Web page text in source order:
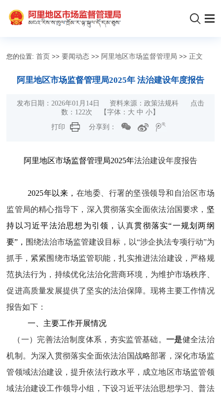
您的位置:首页 >>要闻动态 >> 阿里地区市场监督管理局 >> 正文
阿里地区市场监督管理局2025年 法治建设年度报告
发布日期：2026年01月14日 资料来源：政策法规科 点击
数： 122次 【字体： 大 中 小 】
打印
分享到：
阿里地区市场监督管理局2025年法治建设年度报告
2025年以来， 在地委、行署的坚强领导和 自治区市场
监管局的精心指导下， 深入贯彻落实全面依法治国要求， 坚
持以习近平法治思想为引领， 认真贯彻落实“一规划两纲
要”， 围绕法治市场监管建设目标，以“涉企执法专项行动”为
抓手，紧紧围绕市场监管职能，扎实推进法治建设，严格规
范执法行为 ， 持续优化法治化营商环境，为维护市场秩序、
促进高质量发展提供了坚实的法治保障。现将主要工作情况
报告如下：
一、主要工作开展情况
（一） 完善法治制度体系，夯实监管基础 。 一是健全法治
机制。为深入贯彻落实全面依法治国战略部署，深化市场监
管领域法治建设，提升依法行政水平，成立地区市场监管领
域法治建设工作领导小组，下设习近平法治思想学习、普法